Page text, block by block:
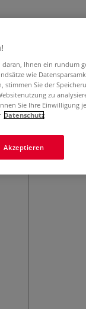
da
da Vinci
den
vielfältige
Ihnen ein rundum
wie
stimmen Sie der
zu
Sie Ihre Einwilligung
Datenschutz
Akzeptieren